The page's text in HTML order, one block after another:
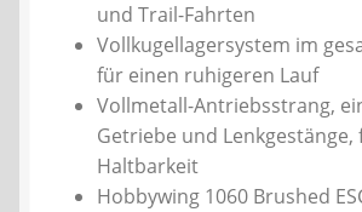
und Trail-Fahrten
Vollkugellagersystem im
für einen ruhigeren Lauf
Vollmetall-Antriebsstrang,
Getriebe und
Haltbarkeit
Hobbywing 1060 Brushed